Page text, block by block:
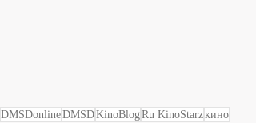
DMSDonlineDMSDKinoBlogRu KinoStarzкино